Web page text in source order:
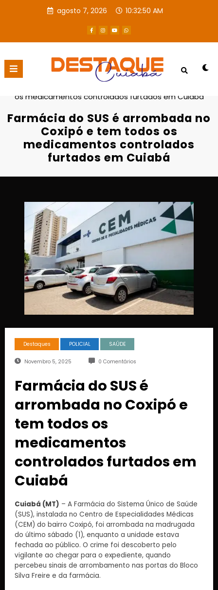
agosto 7, 2026 10:32:50 AM
Página inicial
Destaques
os medicamentos controlados furtados em Cuiabá
Farmácia do SUS é arrombada no
Coxipó e tem todos os
medicamentos controlados
furtados em Cuiabá
Destaques POLICIAL SAÚDE
Novembro 5, 2025 0 Comentários
Farmácia do SUS é
arrombada no Coxipó e
tem todos os
medicamentos
controlados furtados em
Cuiabá
Cuiabá (MT) – A Farmácia do Sistema Único de Saúde
(SUS), instalada no Centro de Especialidades Médicas
(CEM) do bairro Coxipó, foi arrombada na madrugada
do último sábado (1), enquanto a unidade estava
fechada ao público. O crime foi descoberto pelo
vigilante ao chegar para o expediente, quando
percebeu sinais de arrombamento nas portas do Bloco
Silva Freire e da farmácia.